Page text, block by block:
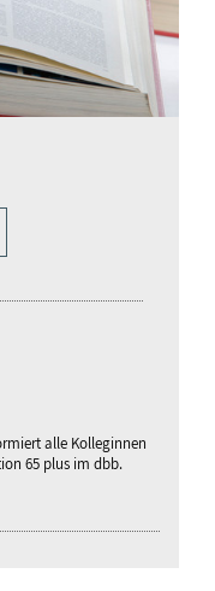
alle Kolleginnen
65 plus im dbb.